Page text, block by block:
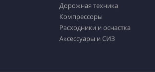
Дорожная техника
Компрессоры
Расходники и оснастка
Аксессуары и СИЗ